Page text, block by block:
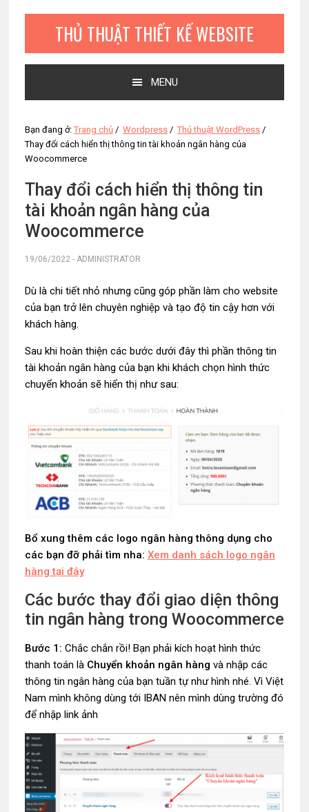
THỦ THUẬT THIẾT KẾ WEBSITE
MENU
Bạn đang ở: Trang chủ / Wordpress / Thủ thuật WordPress /
Thay đổi cách hiển thị thông tin tài khoản ngân hàng của
Woocommerce
Thay đổi cách hiển thị thông tin
tài khoản ngân hàng của
Woocommerce
19/06/2022- ADMINISTRATOR
Dù là chi tiết nhỏ nhưng cũng góp phần làm cho website
của bạn trở lên chuyên nghiệp và tạo độ tin cậy hơn với
khách hàng.
Sau khi hoàn thiện các bước dưới đây thì phần thông tin
tài khoản ngân hàng của bạn khi khách chọn hình thức
chuyển khoản sẽ hiển thị như sau:
Bổ xung thêm các logo ngân hàng thông dụng cho
các bạn đỡ phải tìm nha: Xem danh sách logo ngân
hàng tại đây
Các bước thay đổi giao diện thông
tin ngân hàng trong Woocommerce
Bước 1: Chắc chắn rồi! Bạn phải kích hoạt hình thức
thanh toán là Chuyển khoản ngân hàng và nhập các
thông tin ngân hàng của bạn tuần tự như hình nhé. Vì Việt
Nam mình không dùng tới IBAN nên mình dùng trường đó
để nhập link ảnh